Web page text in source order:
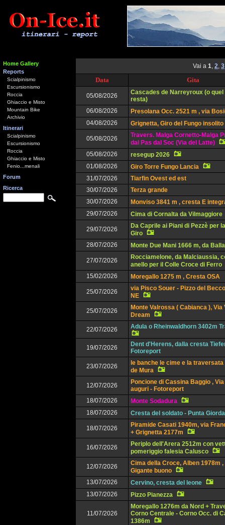
Home Gallery
Reports
Scialpinismo
Escursionismo
Roccia
Ghiaccio e Misto
Mountain Bike
Archivio
Itinerari
Scialpinismo
Escursionismo
Roccia
Ghiaccio e Misto
Fenio...menali
Forum
Ricerca
Vai a 1, 2, 3
Data Gita
05/08/2026
Cascades de Narreyroux (o quel
resta)
06/08/2026
Presolana Occ. 2521 m , via
04/08/2026
Grignetta, Giro del Fungo insolito
05/08/2026
Travers. Malga Cornetto-Malga
dal Pas dal Soc (Via del Latte)
05/08/2026
resegup 2026
01/08/2026
Giro Torre Fungo Lancia
31/07/2026
Tiarfin Ovest ed est
30/07/2026
Terza grande
30/07/2026
Monviso 3841 m , cresta E
29/07/2026
Cima di Cornalta da Vilmaggiore
29/07/2026
Da Caprile ai Piani di Pezzè per
Giro
28/07/2026
Monte Due Mani 1666 m, da
27/07/2026
Rocciamelone, da Malciaussia,
anello per il Colle Croce di Ferro
15/02/2026
Moregallo 1275 m , Cresta OSA
25/07/2026
via Pisco Souer - Pizzo del
NE
25/07/2026
Monte Valrossa ( Cabianca ), Via
Dream
22/07/2026 Adula o Rheinwaldhorn 3402m
19/07/2026
Dent d'Herens, dalla cresta
Fotoreport
23/07/2026
le banche le cime e la
de Mura
12/07/2026
Poncione di Cassina Baggio , Via
auguri - Fotoreport
18/07/2026
Monte Sodadura
18/07/2026
Cresta del soldato - Punta
18/07/2026
Piramide Casati 1940m, via
+ Grignetta 2177m
16/07/2026
Periplo dell'Arera 2512m con
pomeriggio falesia Calusco
12/07/2026
Cima della Croce, Alben 1978m ,
Gigante buono
13/07/2026
Cervino, cresta del leone
13/07/2026
Pizzo Pianezza
11/07/2026
Moregallo 1276m da Nord +
Corno Centrale - Corno Occ. di
1386m